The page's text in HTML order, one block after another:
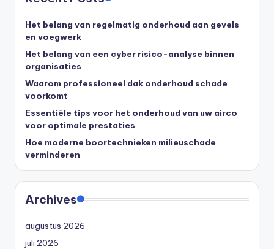
Het belang van regelmatig onderhoud aan gevels
en voegwerk
Het belang van een cyber risico-analyse binnen
organisaties
Waarom professioneel dak onderhoud schade
voorkomt
Essentiële tips voor het onderhoud van uw airco
voor optimale prestaties
Hoe moderne boortechnieken milieuschade
verminderen
Archives
augustus 2026
juli 2026